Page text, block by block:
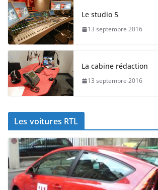
Le studio 5
13 septembre 2016
La cabine rédaction
13 septembre 2016
Les voitures RTL